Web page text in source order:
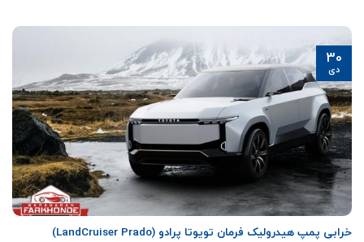
خرابی پمپ هیدرولیک فرمان تویوتا پرادو (LandCruiser Prado)
30
دی